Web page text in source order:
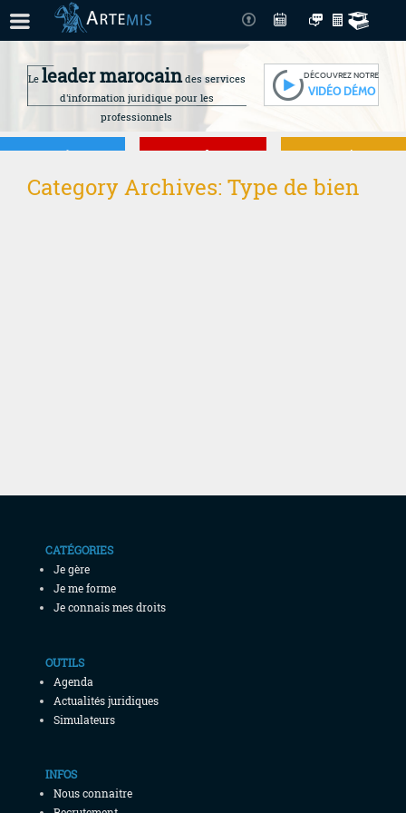
Le leader marocaindes services
d'information juridique pour les
professionnels
DÉCOUVREZ NOTRE
VIDÉO DÉMO
Je gère Je me forme
Je connais mes
droits
Category Archives: Type de bien
CATÉGORIES
Je gère
Je me forme
Je connais mes droits
OUTILS
Agenda
Actualités juridiques
Simulateurs
INFOS
Nous connaitre